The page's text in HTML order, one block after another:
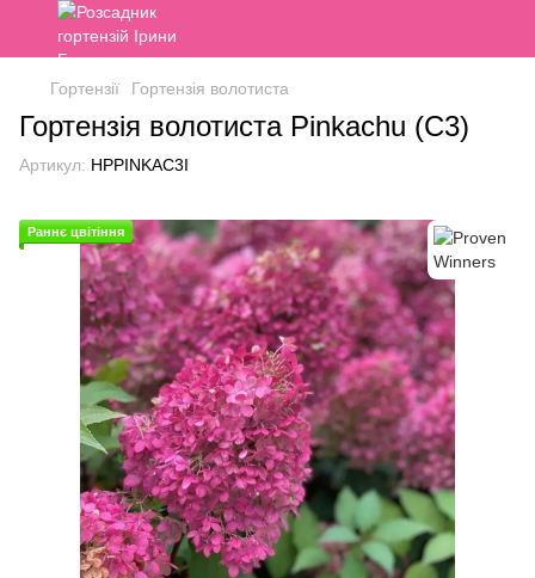
Гортензії Гортензія волотиста
Гортензія волотиста Pinkachu (C3)
Артикул: HPPINKAC3I
Раннє цвітіння